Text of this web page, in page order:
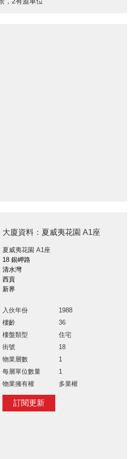
大廈資料：夏威夷花園 A1座
夏威夷花園 A1座
18 銀岬路
清水灣
西貢
新界
入伙年份
1988
樓齡
36
樓盤類型
住宅
街號
18
物業層數
1
每層單位數量
1
物業擁有權
多業權
訂閱更新